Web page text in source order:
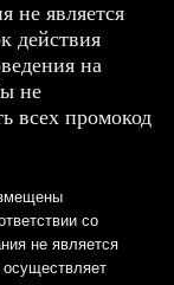
не является
действия
на
не
всех промокод
со
не является